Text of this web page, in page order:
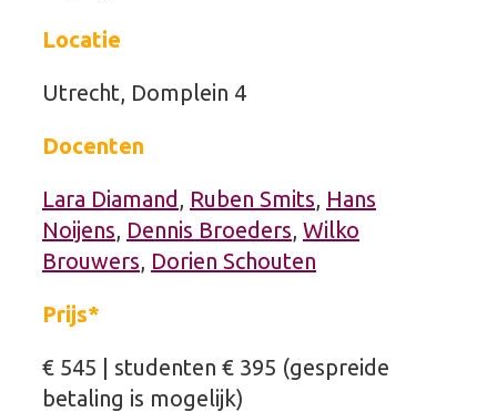
Locatie
Utrecht, Domplein 4
Docenten
Lara Diamand , Ruben Smits, Hans
Noijens, Dennis Broeders, Wilko
Brouwers, Dorien Schouten
Prijs*
€ 545 | studenten € 395 (gespreide
betaling is mogelijk)